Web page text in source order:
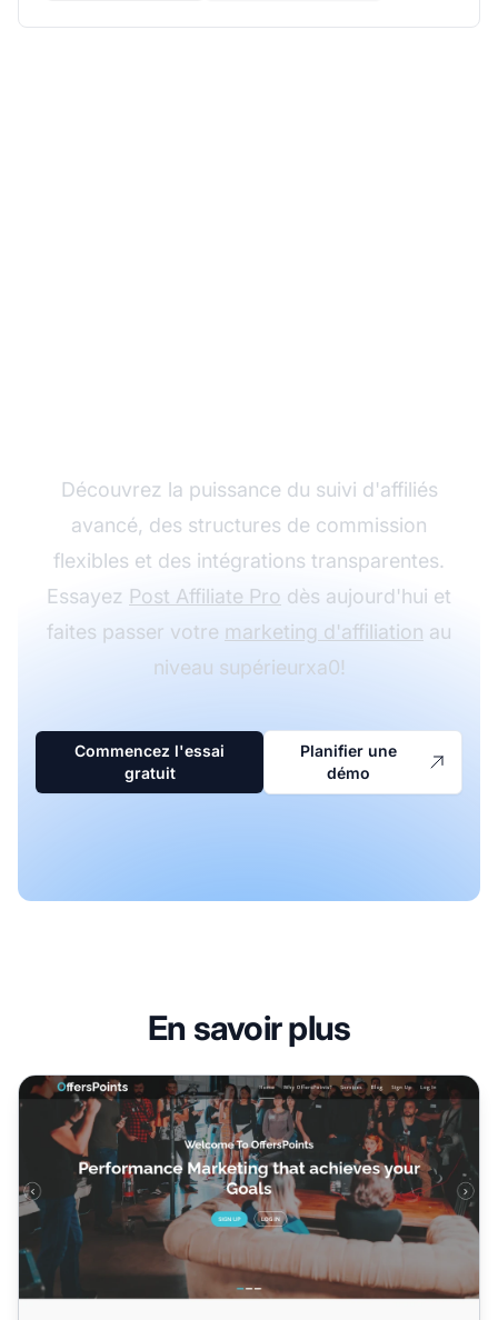
Découvrez la puissance du suivi d'affiliés
avancé, des structures de commission
flexibles et des intégrations transparentes.
Essayez Post Affiliate Pro dès aujourd'hui et
faites passer votre marketing d'affiliation au
niveau supérieurxa0!
Commencez l'essai
gratuit
Planifier une
démo
En savoir plus
Programme d'affiliation OffersPoints